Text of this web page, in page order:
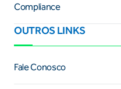
Compliance
OUTROS LINKS
Fale Conosco